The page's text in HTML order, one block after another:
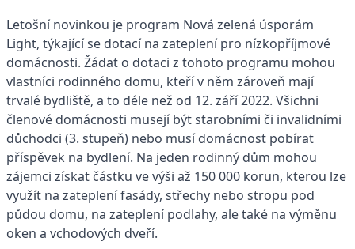
Letošní novinkou je program Nová zelená úsporám
Light, týkající se dotací na zateplení pro nízkopříjmové
domácnosti. Žádat o dotaci z tohoto programu mohou
vlastníci rodinného domu, kteří v něm zároveň mají
trvalé bydliště, a to déle než od 12. září 2022. Všichni
členové domácnosti musejí být starobními či invalidními
důchodci (3. stupeň) nebo musí domácnost pobírat
příspěvek na bydlení. Na jeden rodinný dům mohou
zájemci získat částku ve výši až 150 000 korun, kterou lze
využít na zateplení fasády, střechy nebo stropu pod
půdou domu, na zateplení podlahy, ale také na výměnu
oken a vchodových dveří.